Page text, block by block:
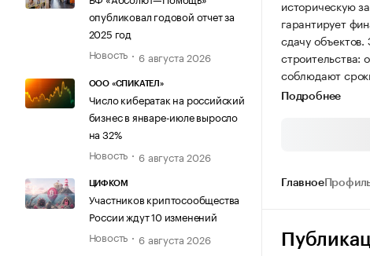
опубликовал годовой отчет за
2025 год
Новость
6 августа 2026
ООО «СПИКАТЕЛ»
Число кибератак на российский
бизнес в январе-июле выросло
на 32%
Новость
6 августа 2026
ЦИФКОМ
Участников криптосообщества
России ждут 10 изменений
Новость
6 августа 2026
историческую
гарантирует
сдачу
строительства:
соблюдают
Подробнее
Главное